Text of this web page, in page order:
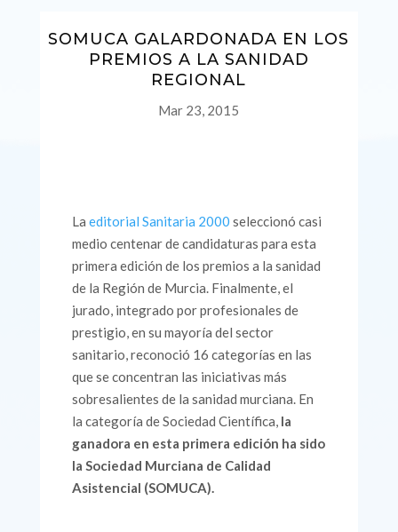
SOMUCA GALARDONADA EN LOS
PREMIOS A LA SANIDAD
REGIONAL
Mar 23, 2015
La editorial Sanitaria 2000 seleccionó casi
medio centenar de candidaturas para esta
primera edición de los premios a la sanidad
de la Región de Murcia. Finalmente, el
jurado, integrado por profesionales de
prestigio, en su mayoría del sector
sanitario, reconoció 16 categorías en las
que se concentran las iniciativas más
sobresalientes de la sanidad murciana. En
la categoría de Sociedad Científica, la
ganadora en esta primera edición ha sido
la Sociedad Murciana de Calidad
Asistencial (SOMUCA).